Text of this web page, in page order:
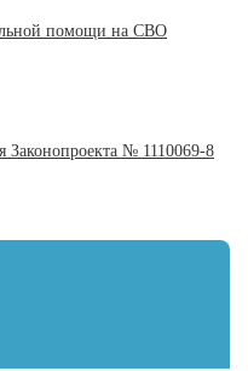
помощи на СВО
Законопроекта № 1110069-8